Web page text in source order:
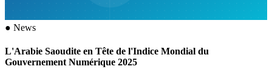
● News
L'Arabie Saoudite en Tête de l'Indice Mondial du
Gouvernement Numérique 2025